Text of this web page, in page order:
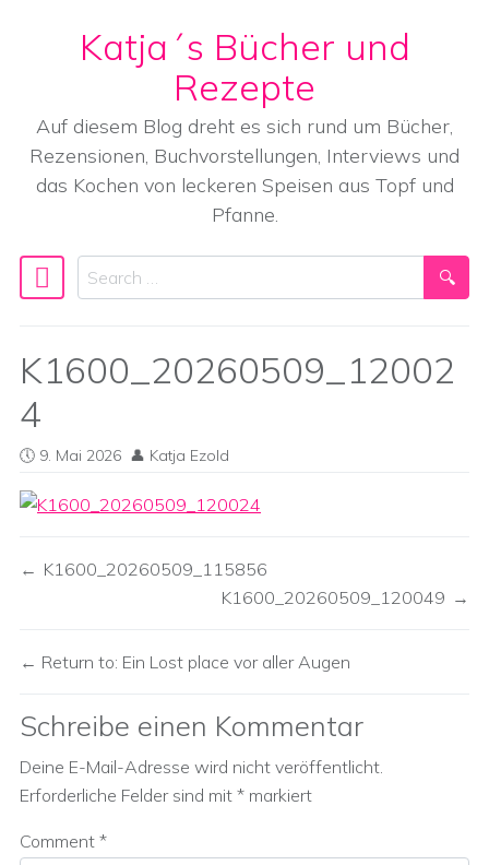
Skip to content
Katja´s Bücher und
Rezepte
Auf diesem Blog dreht es sich rund um Bücher,
Rezensionen, Buchvorstellungen, Interviews und
das Kochen von leckeren Speisen aus Topf und
Pfanne.
Main Navigation
Search
K1600_20260509_12002
4
9. Mai 2026 Katja Ezold
K1600_20260509_115856
K1600_20260509_120049
Return to: Ein Lost place vor aller Augen
Schreibe einen Kommentar
Deine E-Mail-Adresse wird nicht veröffentlicht.
Erforderliche Felder sind mit * markiert
Comment *